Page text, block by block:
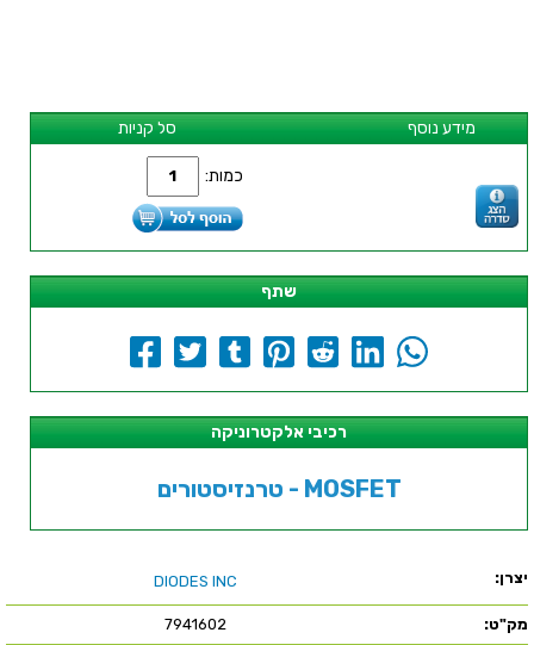
סל קניות מידע נוסף
כמות:
שתף
רכיבי אלקטרוניקה
טרנזיסטורים - MOSFET
יצרן: DIODES INC
מק"ט: 7941602